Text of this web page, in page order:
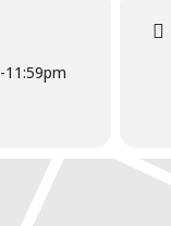
-11:59pm